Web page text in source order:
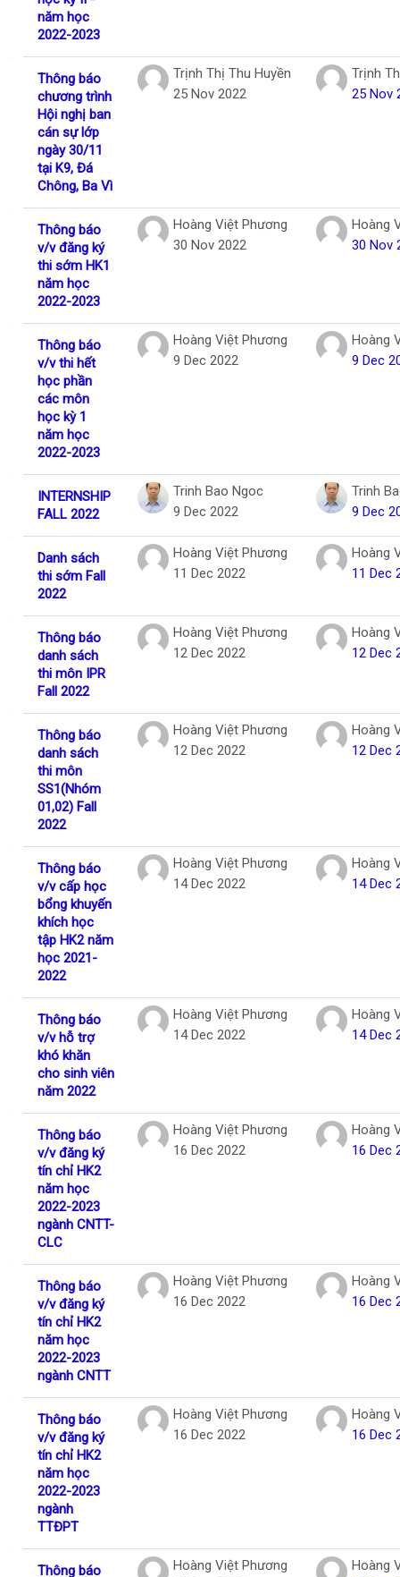
năm học
2022-2023
Thông báo
chương trình
Hội nghị ban
cán sự lớp
ngày 30/11
tại K9, Đá
Chông, Ba Vì
Trịnh Thị Thu Huyền
25 Nov 2022
Trịnh
25 Nov
Thông báo
v/v đăng ký
thi sớm HK1
năm học
2022-2023
Hoàng Việt Phương
30 Nov 2022
Hoàng
30 Nov
Thông báo
v/v thi hết
học phần
các môn
học kỳ 1
năm học
2022-2023
Hoàng Việt Phương
9 Dec 2022
Hoàng
9 Dec
INTERNSHIP
FALL 2022
Trinh Bao Ngoc
9 Dec 2022
Trinh
9 Dec
Danh sách
thi sớm Fall
2022
Hoàng Việt Phương
11 Dec 2022
Hoàng
11 Dec
Thông báo
danh sách
thi môn IPR
Fall 2022
Hoàng Việt Phương
12 Dec 2022
Hoàng
12 Dec
Thông báo
danh sách
thi môn
SS1(Nhóm
01,02) Fall
2022
Hoàng Việt Phương
12 Dec 2022
Hoàng
12 Dec
Thông báo
v/v cấp học
bổng khuyến
khích học
tập HK2 năm
học 2021-
2022
Hoàng Việt Phương
14 Dec 2022
Hoàng
14 Dec
Thông báo
v/v hỗ trợ
khó khăn
cho sinh viên
năm 2022
Hoàng Việt Phương
14 Dec 2022
Hoàng
14 Dec
Thông báo
v/v đăng ký
tín chỉ HK2
năm học
2022-2023
ngành CNTT-
CLC
Hoàng Việt Phương
16 Dec 2022
Hoàng
16 Dec
Thông báo
v/v đăng ký
tín chỉ HK2
năm học
2022-2023
ngành CNTT
Hoàng Việt Phương
16 Dec 2022
Hoàng
16 Dec
Thông báo
v/v đăng ký
tín chỉ HK2
năm học
2022-2023
ngành
TTĐPT
Hoàng Việt Phương
16 Dec 2022
Hoàng
16 Dec
Thông báo
Hoàng Việt Phương
Hoàng